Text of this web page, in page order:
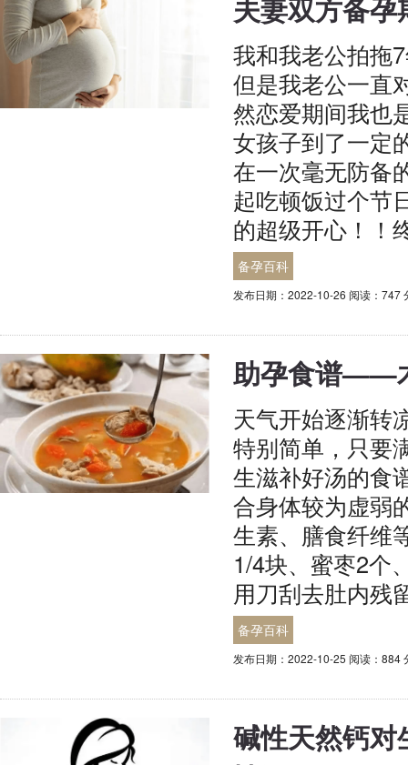
夫妻双方备
我和我老公拍拖
但是我老公一直
然恋爱期间我也
女孩子到了一定
在一次毫无防备
起吃顿饭过个节
的超级开心！！
备孕百科
发布日期：2022-10-26 阅读：747
助孕食谱——
天气开始逐渐转
特别简单，只要
生滋补好汤的食
合身体较为虚弱
生素、膳食纤维
1/4块、蜜枣2个
用刀刮去肚内残
备孕百科
发布日期：2022-10-25 阅读：884
碱性天然钙对